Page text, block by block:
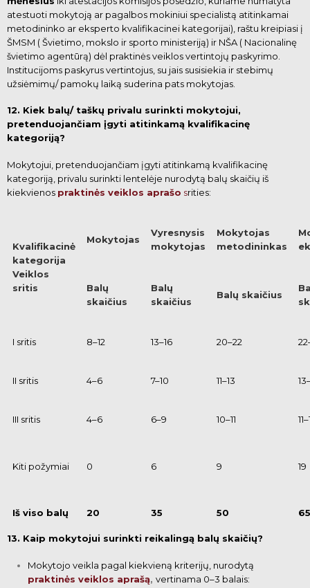
atestuoti mokytoją ar pagalbos mokiniui specialistą atitinkamai
metodininko ar eksperto kvalifikacinei kategorijai), raštu kreipiasi į
ŠMSM (Švietimo, mokslo ir sporto ministeriją) ir NŠA ( Nacionalinę
švietimo agentūrą) dėl praktinės veiklos vertintojų paskyrimo.
Institucijoms paskyrus vertintojus, su jais susisiekia ir stebimų
užsiėmimų/ pamokų laiką suderina pats mokytojas.
12. Kiek balų/ taškų privalu surinkti mokytojui,
pretenduojančiam įgyti atitinkamą kvalifikacinę
kategoriją?
Mokytojui, pretenduojančiam įgyti atitinkamą kvalifikacinę
kategoriją, privalu surinkti lentelėje nurodytą balų skaičių iš
kiekvienos praktinės veiklos aprašo srities:
Kvalifikacinė
kategorija
Veiklos
sritis
Mokytojas
Vyresnysis
mokytojas
Mokytojas
metodininkas
Balų
skaičius
Balų
skaičius
Balų skaičius
I sritis 8–12 13–16 20–22
II sritis 4–6 7–10 11–13
III sritis 4–6 6–9 10–11
Kiti požymiai 0 6 9 19
Iš viso balų 20 35 50 65
13. Kaip mokytojui surinkti reikalingą balų skaičių?
Mokytojo veikla pagal kiekvieną kriterijų, nurodytą
praktinės veiklos aprašą, vertinama 0–3 balais: